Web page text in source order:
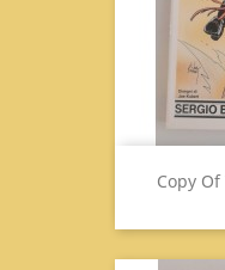
Copy